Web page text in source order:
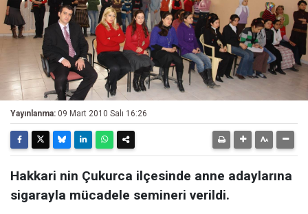
Yayınlanma: 09 Mart 2010 Salı 16:26
Hakkari nin Çukurca ilçesinde anne adaylarına
sigarayla mücadele semineri verildi.